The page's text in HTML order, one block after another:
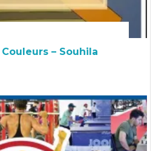
– Souhila